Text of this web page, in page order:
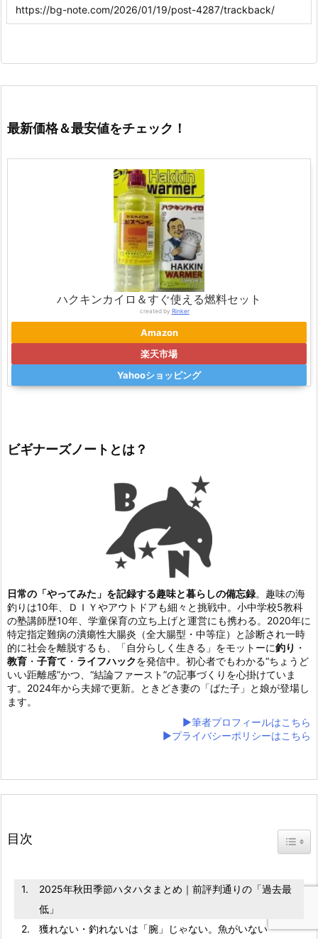
最新価格＆最安値をチェック！
ハクキンカイロ＆すぐ使える燃料セット
created by Rinker
Amazon
楽天市場
Yahooショッピング
ビギナーズノートとは？
日常の「やってみた」を記録する趣味と暮らしの備忘録。趣味の海
釣りは10年、ＤＩＹやアウトドアも細々と挑戦中。小中学校5教科
の塾講師歴10年、学童保育の立ち上げと運営にも携わる。2020年に
特定指定難病の潰瘍性大腸炎（全大腸型・中等症）と診断され一時
的に社会を離脱するも、「自分らしく生きる」をモットーに釣り ・
教育 ・ 子育て ・ ライフハックを発信中。初心者でもわかる“ちょうど
いい距離感”かつ、“結論ファースト”の記事づくりを心掛けていま
す。2024年から夫婦で更新。ときどき妻の「ばた子」と娘が登場し
ます。
▶筆者プロフィールはこちら
▶プライバシーポリシーはこちら
目次
2025年秋田季節ハタハタまとめ｜前評判通りの「過去最
低」
獲れない・釣れないは「腕」じゃない。魚がいない